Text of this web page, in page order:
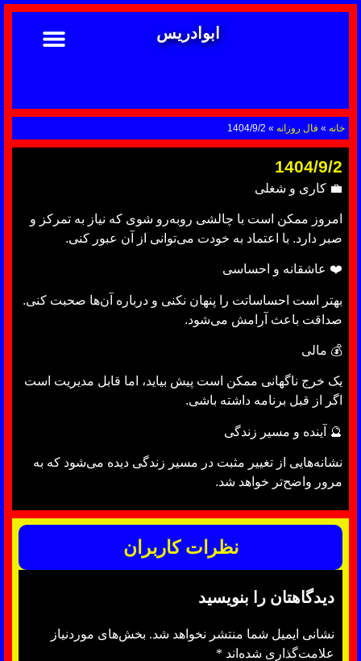
ابوادریس
خانه » فال روزانه »
1404/9/2
1404/9/2
💼 کاری و شغلی
امروز ممکن است با چالشی روبه‌رو شوی که نیاز به تمرکز و
صبر دارد. با اعتماد به خودت می‌توانی از آن عبور کنی.
❤️ عاشقانه و احساسی
بهتر است احساساتت را پنهان نکنی و درباره آن‌ها صحبت کنی.
صداقت باعث آرامش می‌شود.
💰 مالی
یک خرج ناگهانی ممکن است پیش بیاید، اما قابل مدیریت است
اگر از قبل برنامه داشته باشی.
🔮 آینده و مسیر زندگی
نشانه‌هایی از تغییر مثبت در مسیر زندگی دیده می‌شود که به
مرور واضح‌تر خواهد شد.
نظرات کاربران
دیدگاهتان را بنویسید
نشانی ایمیل شما منتشر نخواهد شد. بخش‌های موردنیاز
علامت‌گذاری شده‌اند *